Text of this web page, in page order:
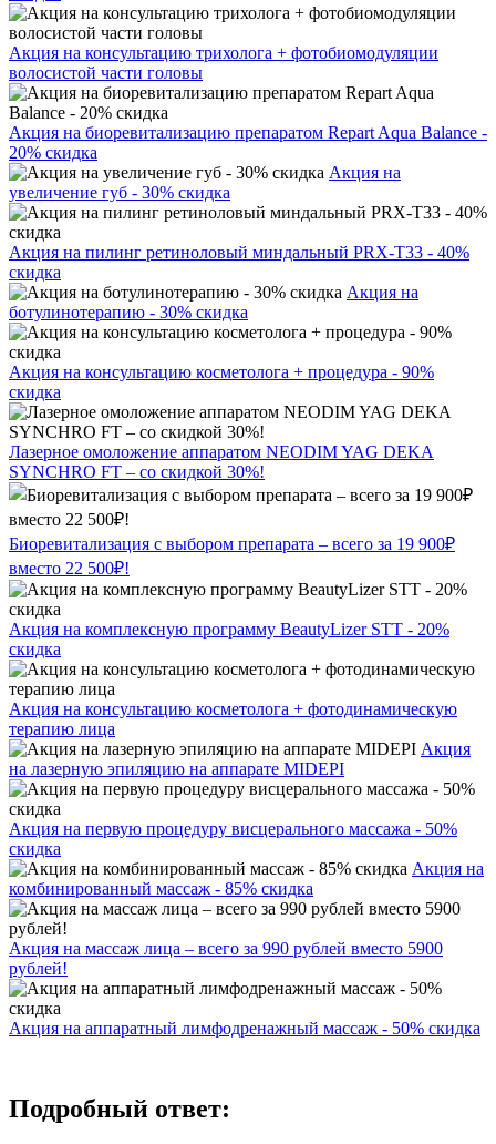
Акция на консультацию трихолога + фотобиомодуляции
волосистой части головы
Акция на биоревитализацию препаратом Repart Aqua Balance -
20% скидка
Акция на
увеличение губ - 30% скидка
Акция на пилинг ретиноловый миндальный PRX-T33 - 40%
скидка
Акция на
ботулинотерапию - 30% скидка
Акция на консультацию косметолога + процедура - 90%
скидка
Лазерное омоложение аппаратом NEODIM YAG DEKA
SYNCHRO FT – со скидкой 30%!
Биоревитализация с выбором препарата – всего за 19 900₽
вместо 22 500₽!
Акция на комплексную программу BeautyLizer STT - 20%
скидка
Акция на консультацию косметолога + фотодинамическую
терапию лица
Акция
на лазерную эпиляцию на аппарате MIDEPI
Акция на первую процедуру висцерального массажа - 50%
скидка
Акция на
комбинированный массаж - 85% скидка
Акция на массаж лица – всего за 990 рублей вместо 5900
рублей!
Акция на аппаратный лимфодренажный массаж - 50% скидка
Подробный ответ: